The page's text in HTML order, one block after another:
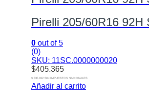
Pirelli 205/60R16
0 out of 5
(0)
SKU: 11SC.0000000020
$405.365
$ 335.012 SIN IMPUESTOS NACIONALES
Añadir al carrito